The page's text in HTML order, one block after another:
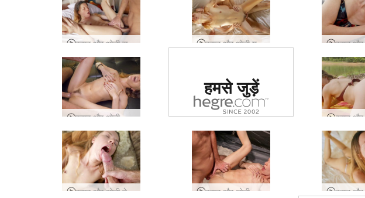
इवान और ओली समुद्र तट पर सेक्स इवान और ओली युद्ध नहीं प्यार करते हैं
इवान और ओली का स्वर्ग में मौखिक जुनून
दुनिया में #1 कामुक
साइट का दर्जा दिया
गया
हमसे जुड़ें
इवान और ओली ने समुद्र के किनारे मौज-मस्ती करने से मना किया इवान और ओली की कैम्पिंग सेक्स कल्पनाएँ